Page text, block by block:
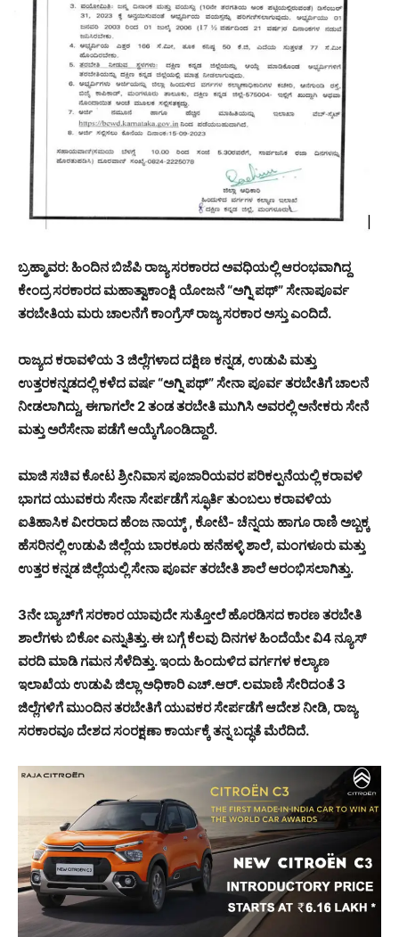
ಬ್ರಹ್ಮಾವರ: ಹಿಂದಿನ ಬಿಜೆಪಿ ರಾಜ್ಯ ಸರಕಾರದ ಅವಧಿಯಲ್ಲಿ ಆರಂಭವಾಗಿದ್ದ
ಕೇಂದ್ರ ಸರಕಾರದ ಮಹಾತ್ವಾಕಾಂಕ್ಷಿ ಯೋಜನೆ “ಅಗ್ನಿ ಪಥ್” ಸೇನಾಪೂರ್ವ
ತರಬೇತಿಯ ಮರು ಚಾಲನೆಗೆ ಕಾಂಗ್ರೆಸ್ ರಾಜ್ಯ ಸರಕಾರ ಅಸ್ತು ಎಂದಿದೆ.
ರಾಜ್ಯದ ಕರಾವಳಿಯ 3 ಜಿಲ್ಲೆಗಳಾದ ದಕ್ಷಿಣ ಕನ್ನಡ, ಉಡುಪಿ ಮತ್ತು
ಉತ್ತರಕನ್ನಡದಲ್ಲಿ ಕಳೆದ ವರ್ಷ “ಅಗ್ನಿ ಪಥ್” ಸೇನಾ ಪೂರ್ವ ತರಬೇತಿಗೆ ಚಾಲನೆ
ನೀಡಲಾಗಿದ್ದು, ಈಗಾಗಲೇ 2 ತಂಡ ತರಬೇತಿ ಮುಗಿಸಿ ಅವರಲ್ಲಿ ಅನೇಕರು ಸೇನೆ
ಮತ್ತು ಅರೆಸೇನಾ ಪಡೆಗೆ ಆಯ್ಕೆಗೊಂಡಿದ್ದಾರೆ.
ಮಾಜಿ ಸಚಿವ ಕೋಟ ಶ್ರೀನಿವಾಸ ಪೂಜಾರಿಯವರ ಪರಿಕಲ್ಪನೆಯಲ್ಲಿ ಕರಾವಳಿ
ಭಾಗದ ಯುವಕರು ಸೇನಾ ಸೇರ್ಪಡೆಗೆ ಸ್ಫೂರ್ತಿ ತುಂಬಲು ಕರಾವಳಿಯ
ಐತಿಹಾಸಿಕ ವೀರರಾದ ಹೆಂಜ ನಾಯ್ಕ್ , ಕೋಟಿ- ಚೆನ್ನಯ ಹಾಗೂ ರಾಣಿ ಅಬ್ಬಕ್ಕ
ಹೆಸರಿನಲ್ಲಿ ಉಡುಪಿ ಜಿಲ್ಲೆಯ ಬಾರಕೂರು ಹನೆಹಳ್ಳಿ ಶಾಲೆ, ಮಂಗಳೂರು ಮತ್ತು
ಉತ್ತರ ಕನ್ನಡ ಜಿಲ್ಲೆಯಲ್ಲಿ ಸೇನಾ ಪೂರ್ವ ತರಬೇತಿ ಶಾಲೆ ಆರಂಭಿಸಲಾಗಿತ್ತು.
3ನೇ ಬ್ಯಾಚ್‍ಗೆ ಸರಕಾರ ಯಾವುದೇ ಸುತ್ತೋಲೆ ಹೊರಡಿಸದ ಕಾರಣ ತರಬೇತಿ
ಶಾಲೆಗಳು ಬಿಕೋ ಎನ್ನುತಿತ್ತು. ಈ ಬಗ್ಗೆ ಕೆಲವು ದಿನಗಳ ಹಿಂದೆಯೇ ವಿ4 ನ್ಯೂಸ್
ವರದಿ ಮಾಡಿ ಗಮನ ಸೆಳೆದಿತ್ತು. ಇಂದು ಹಿಂದುಳಿದ ವರ್ಗಗಳ ಕಲ್ಯಾಣ
ಇಲಾಖೆಯ ಉಡುಪಿ ಜಿಲ್ಲಾ ಅಧಿಕಾರಿ ಎಚ್.ಆರ್. ಲಮಾಣಿ ಸೇರಿದಂತೆ 3
ಜಿಲ್ಲೆಗಳಿಗೆ ಮುಂದಿನ ತರಬೇತಿಗೆ ಯುವಕರ ಸೇರ್ಪಡೆಗೆ ಆದೇಶ ನೀಡಿ, ರಾಜ್ಯ
ಸರಕಾರವೂ ದೇಶದ ಸಂರಕ್ಷಣಾ ಕಾರ್ಯಕ್ಕೆ ತನ್ನ ಬದ್ಧತೆ ಮೆರೆದಿದೆ.